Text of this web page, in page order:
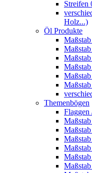
Streifen
Holz...)
Öl Produkte
Themenbögen
Flaggen